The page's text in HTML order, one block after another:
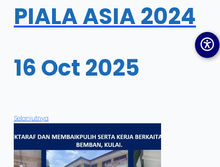
PIALA ASIA 2024
16 Oct 2025
Selanjutnya